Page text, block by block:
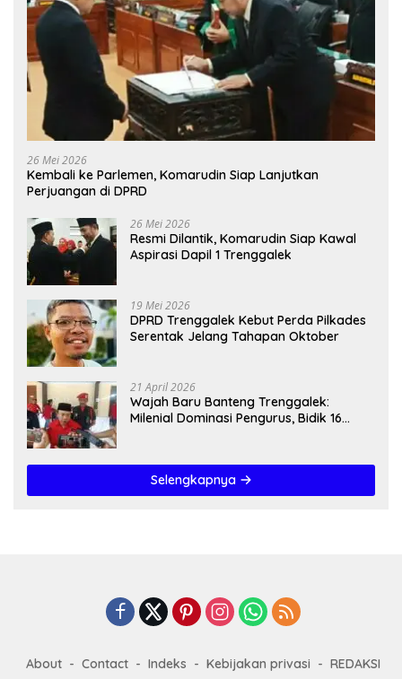
26 Mei 2026
Kembali ke Parlemen, Komarudin Siap Lanjutkan
Perjuangan di DPRD
26 Mei 2026
Resmi Dilantik, Komarudin Siap Kawal
Aspirasi Dapil 1 Trenggalek
19 Mei 2026
DPRD Trenggalek Kebut Perda Pilkades
Serentak Jelang Tahapan Oktober
21 April 2026
Wajah Baru Banteng Trenggalek:
Milenial Dominasi Pengurus, Bidik 16
Selengkapnya
About Contact Indeks Kebijakan privasi REDAKSI